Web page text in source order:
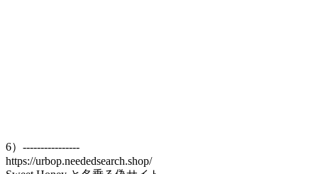
6）----------------
https://urbop.neededsearch.shop/